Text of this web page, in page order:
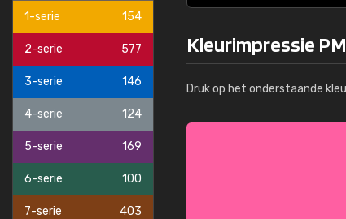
1-serie 154
2-serie 577
3-serie 146
4-serie 124
5-serie 169
6-serie 100
7-serie 403
Kleurimpressie
Druk op het onderstaande